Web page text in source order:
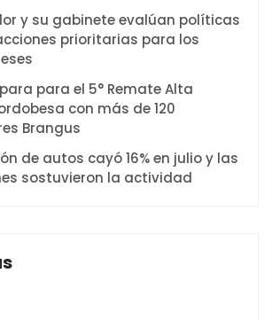
y su gabinete evalúan políticas
prioritarias para los
para el 5° Remate Alta
con más de 120
Brangus
de autos cayó 16% en julio y las
sostuvieron la actividad